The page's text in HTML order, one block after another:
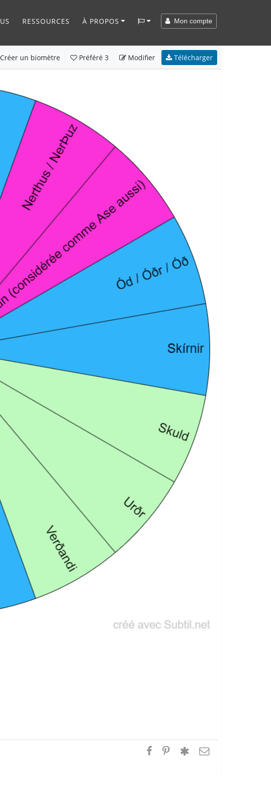
RESSOURCES À PROPOS Mon compte
Créer un biomètre Préféré 3 Modifier Télécharger